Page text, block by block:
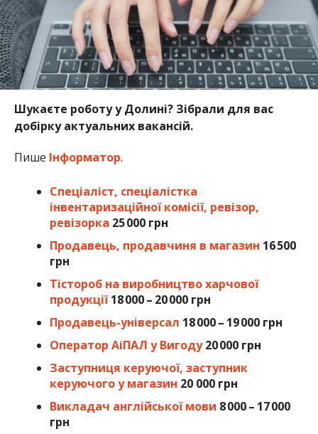
Шукаєте роботу у Долині? Зібрали для вас
добірку актуальних вакансій.
Пише Інформатор.
Спеціаліст, спеціалістка
інвентаризаційної комісії, ревізор,
ревізорка 25 000 грн
Продавець, продавчиня в магазин 16 500
грн
Тістороб на виробництво харчової
продукції 18 000 – 20 000 грн
Продавець-універсал 18 000 – 19 000 грн
Оператор АіПАЛ у Вигоду 20 000 грн
Заступниця керуючої, заступник
керуючого у магазин 20 000 грн
Викладач англійської мови 8 000 – 17 000
грн